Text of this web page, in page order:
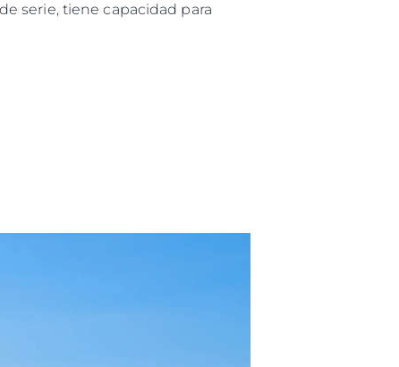
serie, tiene capacidad para
Somos?